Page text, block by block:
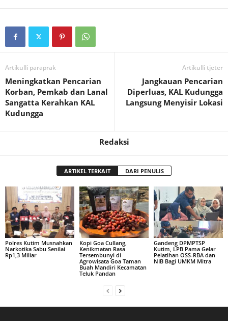
Artikulli paraprak
Meningkatkan Pencarian
Korban, Pemkab dan Lanal
Sangatta Kerahkan KAL
Kudungga
Artikulli tjetër
Jangkauan Pencarian
Diperluas, KAL Kudungga
Langsung Menyisir Lokasi
Redaksi
ARTIKEL TERKAIT DARI PENULIS
Polres Kutim Musnahkan
Narkotika Sabu Senilai
Rp1,3 Miliar
Kopi Goa Cullang,
Kenikmatan Rasa
Tersembunyi di
Agrowisata Goa Taman
Buah Mandiri Kecamatan
Teluk Pandan
Gandeng DPMPTSP
Kutim, LPB Pama Gelar
Pelatihan OSS-RBA dan
NIB Bagi UMKM Mitra